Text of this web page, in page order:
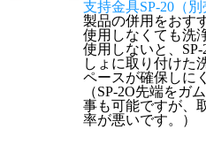
支持金具SP-20（別
製品の併用をおす
使用しなくても洗
使用しないと、
しょに取り付けた
ペースが確保しに
（SP-2O先端をガ
事も可能ですが、
率が悪いです。）